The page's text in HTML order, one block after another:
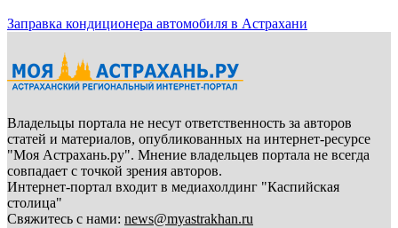
Заправка кондиционера автомобиля в Астрахани
Владельцы портала не несут ответственность за авторов
статей и материалов, опубликованных на интернет-ресурсе
"Моя Астрахань.ру". Мнение владельцев портала не всегда
совпадает с точкой зрения авторов.
Интернет-портал входит в медиахолдинг "Каспийская
столица"
Свяжитесь с нами: news@myastrakhan.ru